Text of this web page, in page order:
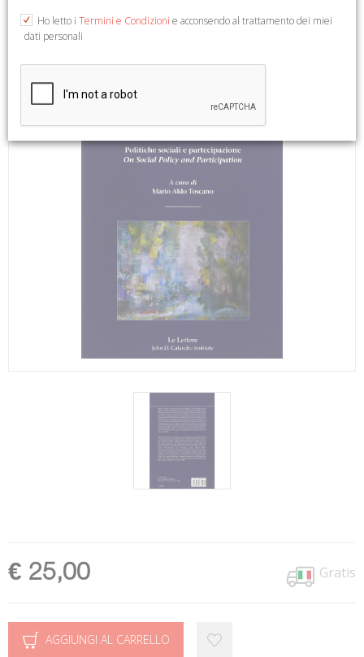
(Le Lettere Università).
€ 25,00 Gratis
AGGIUNGI AL CARRELLO
Ho letto i Termini e Condizioni e acconsendo al trattamento dei miei
dati personali